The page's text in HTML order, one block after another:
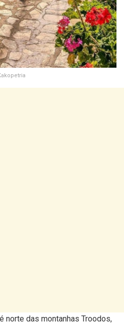
norte das montanhas Troodos,